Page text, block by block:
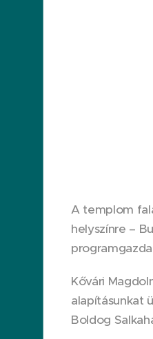
A templom
helyszínre –
Kővári
alapításunkat
Boldog